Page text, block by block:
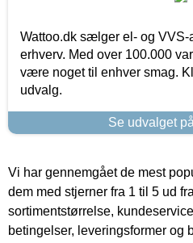
Wattoo.dk sælger el- og VVS-
erhverv. Med over 100.000
være noget til enhver smag.
udvalg.
Se udvalget
Vi har gennemgået de mest
dem med stjerner fra 1 til 5 ud
sortimentstørrelse,
betingelser, leveringsformer og